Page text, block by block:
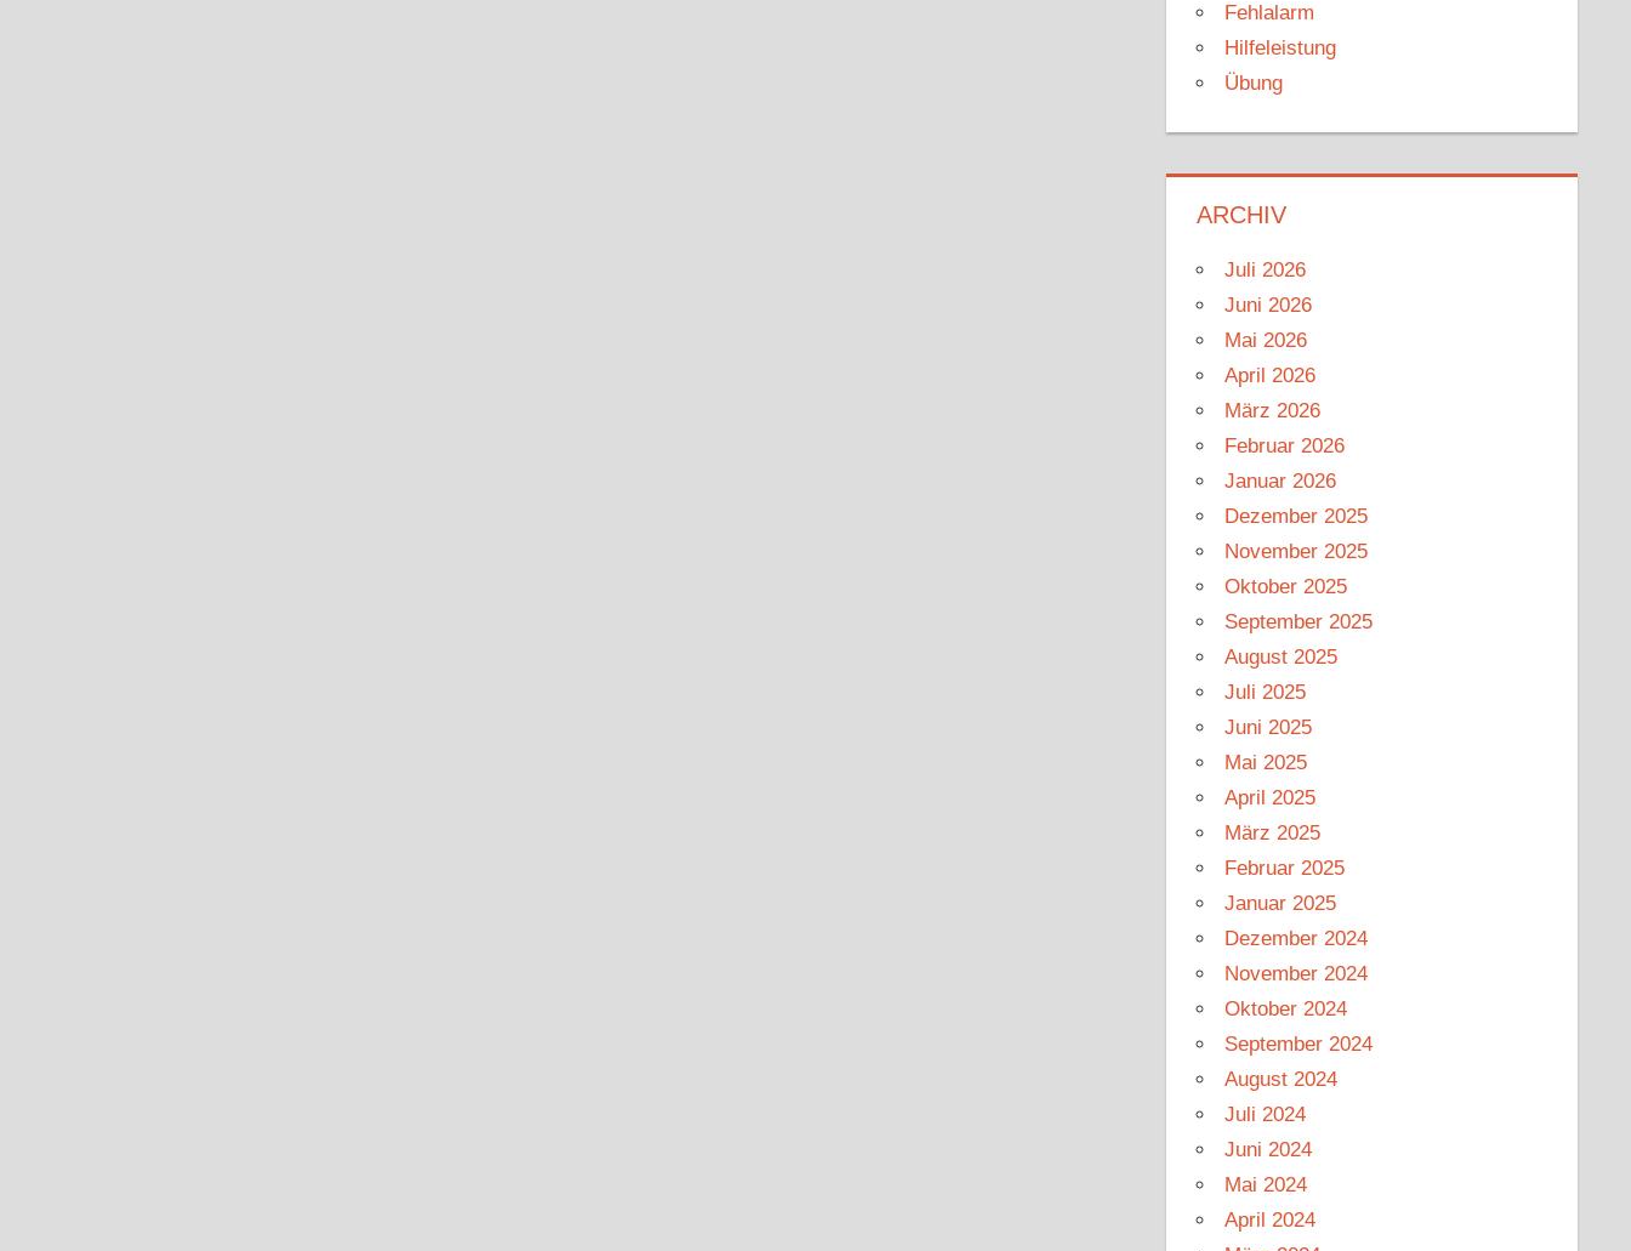
Fehlalarm
Hilfeleistung
Übung
ARCHIV
Juli 2026
Juni 2026
Mai 2026
April 2026
März 2026
Februar 2026
Januar 2026
Dezember 2025
November 2025
Oktober 2025
September 2025
August 2025
Juli 2025
Juni 2025
Mai 2025
April 2025
März 2025
Februar 2025
Januar 2025
Dezember 2024
November 2024
Oktober 2024
September 2024
August 2024
Juli 2024
Juni 2024
Mai 2024
April 2024